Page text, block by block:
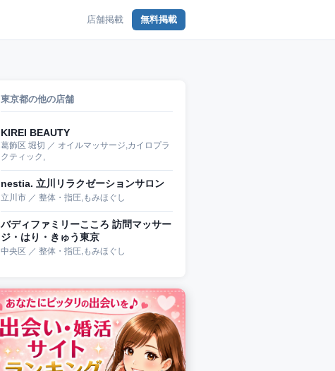
店舗掲載 無料掲載
東京都の他の店舗
KIREI BEAUTY
葛飾区 堀切 ／ オイルマッサージ,カイロプラ
クティック,
nestia. 立川リラクゼーションサロン
立川市 ／ 整体・指圧,もみほぐし
バディファミリーこころ 訪問マッサー
ジ・はり・きゅう東京
中央区 ／ 整体・指圧,もみほぐし